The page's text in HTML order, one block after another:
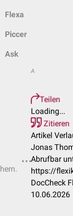
Flexa
Piccer
Ask
A
Teilen
Loading...
Zitieren
Artikel
Jonas
Abrufbar
https://
DocCheck
10.06.2026